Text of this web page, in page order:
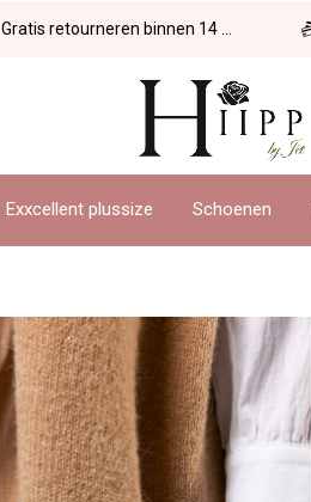
Exxcellent plussize Schoenen
Gratis retourneren binnen 14 dagen